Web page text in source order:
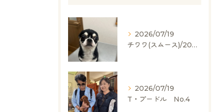
2026/07/19
チワワ(スムース)/2024.05.06/男の子/60,000(税別)
2026/07/19
T・プードル No.4